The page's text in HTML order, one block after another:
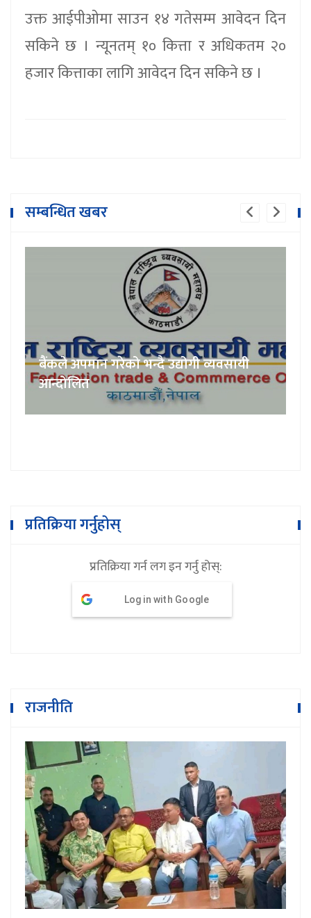
उक्त आईपीओमा साउन १४ गतेसम्म आवेदन दिन
सकिने छ । न्यूनतम् १० कित्ता र अधिकतम २०
हजार कित्ताका लागि आवेदन दिन सकिने छ ।
सम्बन्धित खबर
बैंकले अपमान गरेको भन्दै उद्योगी व्यवसायी
आन्दोलित
प्रतिक्रिया गर्नुहोस्
प्रतिक्रिया गर्न लग इन गर्नु होस्:
Log in with Google
राजनीति